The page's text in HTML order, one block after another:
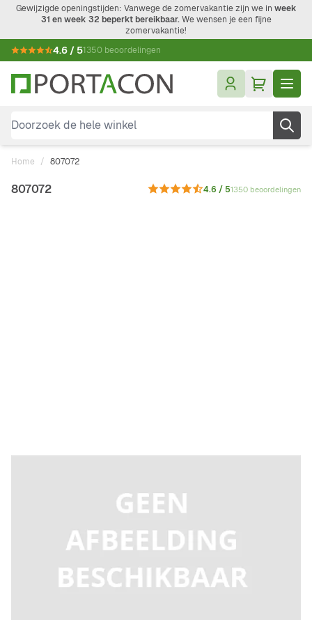
Ga naar de inhoud
Gewijzigde openingstijden: Vanwege de zomervakantie zijn we in week
31 en week 32 beperkt bereikbaar.We wensen je een fijne
zomervakantie!
4.6 / 51350 beoordelingen
Doorzoek de hele winkel
Home / 807072
807072 4.6 / 51350 beoordelingen
Incl. BTW
€ 204,57